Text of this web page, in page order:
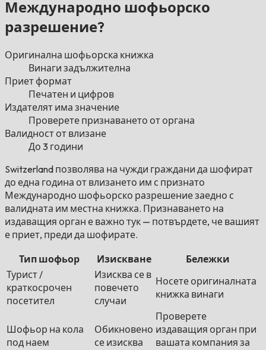
Международно шофьорско
разрешение?
Оригинална шофьорска книжка
Винаги задължителна
Приет формат
Печатен и цифров
Издателят има значение
Проверете признаването от органа
Валидност от влизане
До 3 години
Switzerland позволява на чужди граждани да шофират
до една година от влизането им с признато
Международно шофьорско разрешение заедно с
валидната им местна книжка. Признаването на
издаващия орган е важно тук — потвърдете, че вашият
е приет, преди да шофирате.
Тип шофьор Изискване
Бележки
Турист /
краткосрочен
посетител
Изисква се в
повечето
случаи
Носете оригиналната
книжка винаги
Шофьор на кола
под наем
Обикновено
се изисква
Проверете
издаващия орган при
вашата компания за